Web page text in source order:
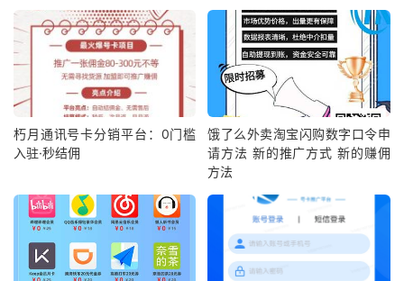
朽月通讯号卡分销平台：0门槛
入驻·秒结佣
饿了么外卖淘宝闪购数字口令申
请方法 新的推广方式 新的赚佣
方法